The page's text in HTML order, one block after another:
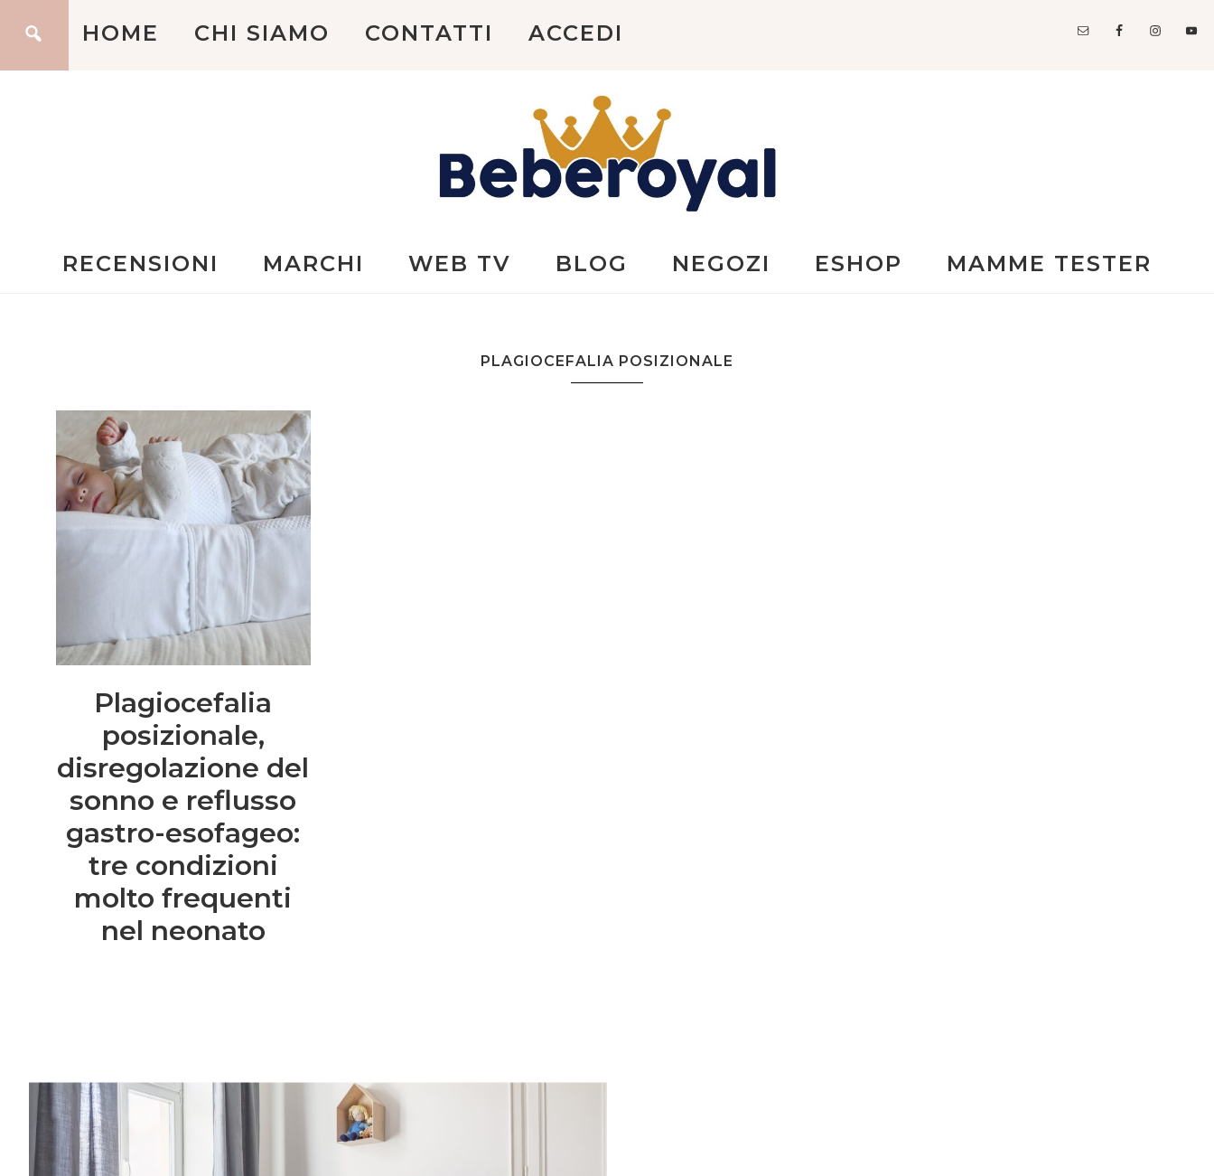
HOME CHI SIAMO CONTATTI ACCEDI
Beberoyal
RECENSIONI MARCHI WEB TV BLOG NEGOZI ESHOP MAMME TESTER
PLAGIOCEFALIA POSIZIONALE
Plagiocefalia
posizionale,
disregolazione del
sonno e reflusso
gastro-esofageo:
tre condizioni
molto frequenti
nel neonato
Entra anche tu nel mondo delle Royal Families: la nostra
community è grandissima e speciale.Una volta al mese riceverai
consigli per rendere più semplice l’organizzazione della tua